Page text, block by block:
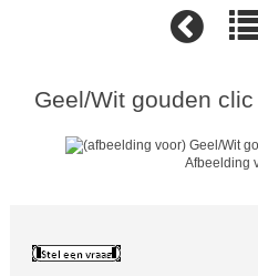
Geel/Wit gouden
Afbeelding